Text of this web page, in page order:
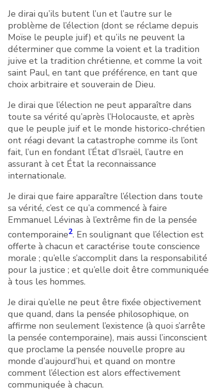
Je dirai qu’ils butent l’un et l’autre sur le
problème de l’élection (dont se réclame depuis
Moïse le peuple juif) et qu’ils ne peuvent la
déterminer que comme la voient et la tradition
juive et la tradition chrétienne, et comme la voit
saint Paul, en tant que préférence, en tant que
choix arbitraire et souverain de Dieu.
Je dirai que l’élection ne peut apparaître dans
toute sa vérité qu’après l’Holocauste, et après
que le peuple juif et le monde historico-chrétien
ont réagi devant la catastrophe comme ils l’ont
fait, l’un en fondant l’État d’Israël, l’autre en
assurant à cet État la reconnaissance
internationale.
Je dirai que faire apparaître l’élection dans toute
sa vérité, c’est ce qu’a commencé à faire
Emmanuel Lévinas à l’extrême fin de la pensée
contemporaine2. En soulignant que l’élection est
offerte à chacun et caractérise toute conscience
morale ; qu’elle s’accomplit dans la responsabilité
pour la justice ; et qu’elle doit être communiquée
à tous les hommes.
Je dirai qu’elle ne peut être fixée objectivement
que quand, dans la pensée philosophique, on
affirme non seulement l’existence (à quoi s’arrête
la pensée contemporaine), mais aussi l’inconscient
que proclame la pensée nouvelle propre au
monde d’aujourd’hui, et quand on montre
comment l’élection est alors effectivement
communiquée à chacun.